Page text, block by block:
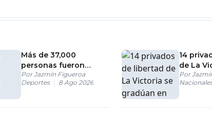
Más de 37,000
personas fueron
trasladadas durante
los Juegos
PorJazmín Figueroa
Deportes
8 Ago 2026
14
de La
Por